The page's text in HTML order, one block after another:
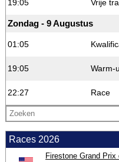
19:05 Vrije
Zondag - 9 Augustus
01:05
19:05 Warm-
22:27 Race
Races 2026
Firestone Grand